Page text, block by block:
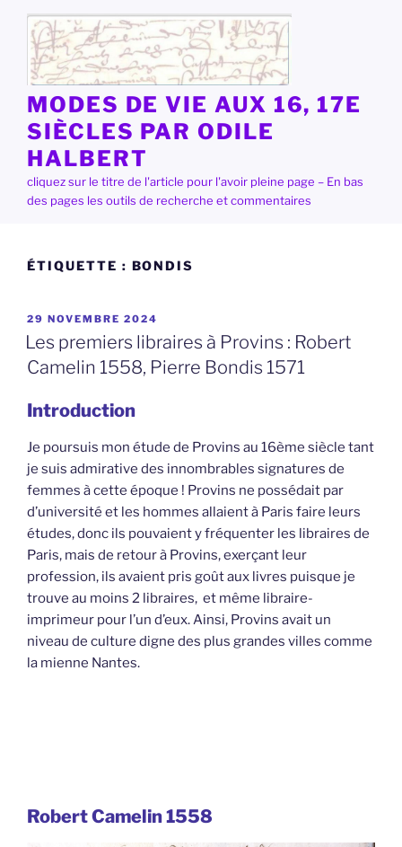
contenu
principal
MODES DE VIE AUX 16, 17E
SIÈCLES PAR ODILE
HALBERT
cliquez sur le titre de l'article pour l'avoir pleine page – En bas
des pages les outils de recherche et commentaires
ÉTIQUETTE : BONDIS
PUBLIÉ
LE
29 NOVEMBRE 2024
Les premiers libraires à Provins : Robert
Camelin 1558, Pierre Bondis 1571
Introduction
Je poursuis mon étude de Provins au 16ème siècle tant
je suis admirative des innombrables signatures de
femmes à cette époque ! Provins ne possédait par
d’université et les hommes allaient à Paris faire leurs
études, donc ils pouvaient y fréquenter les libraires de
Paris, mais de retour à Provins, exerçant leur
profession, ils avaient pris goût aux livres puisque je
trouve au moins 2 libraires, et même libraire-
imprimeur pour l’un d’eux. Ainsi, Provins avait un
niveau de culture digne des plus grandes villes comme
la mienne Nantes.
Robert Camelin 1558